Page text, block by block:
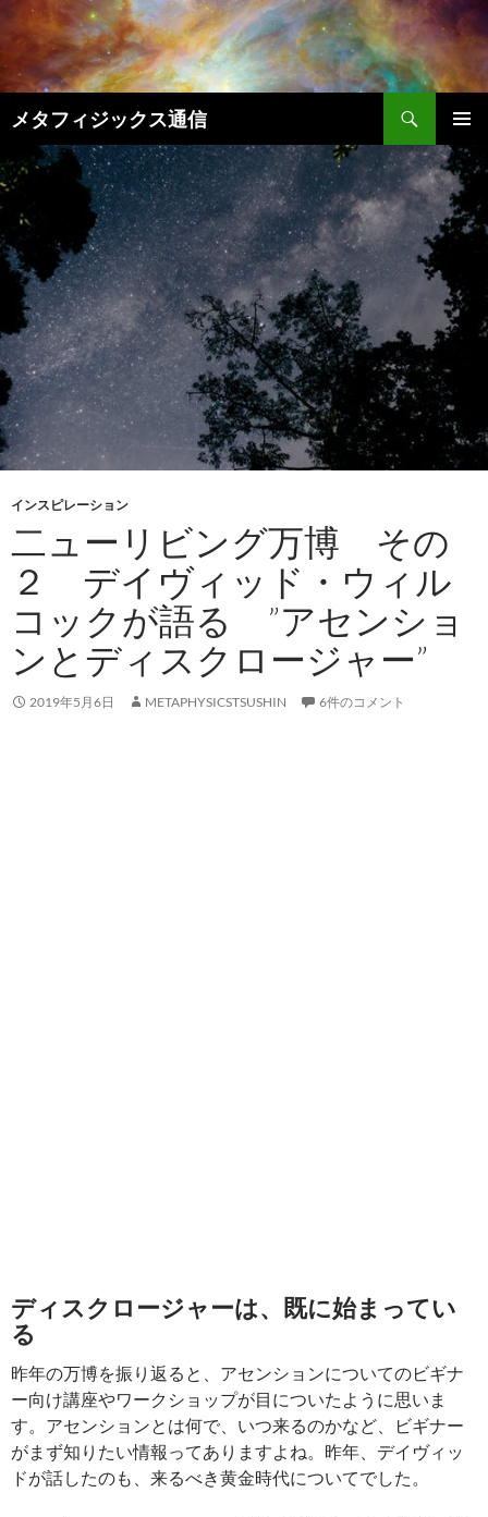
テ
ン
ス
キ
プ
メタフィジックス通信
索
メインメ
ニュー
インスピレーション
二ューリビング万博 その
２ デイヴィッド・ウィル
コックが語る ”アセンショ
ンとディスクロージャー”
2019年5月6日 METAPHYSICSTSUSHIN 6件のコメント
ディスクロージャーは、既に始まってい
る
昨年の万博を振り返ると、アセンションについてのビギナ
ー向け講座やワークショップが目についたように思いま
す。アセンションとは何で、いつ来るのかなど、ビギナー
がまず知りたい情報ってありますよね。昨年、デイヴィッ
ドが話したのも、来るべき黄金時代についてでした。